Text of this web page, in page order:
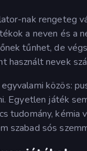
nak rengeteg
a neven és a
tűnhet, de
használt nevek
közös:
Egyetlen játék
tudomány, kémia
szabad sós